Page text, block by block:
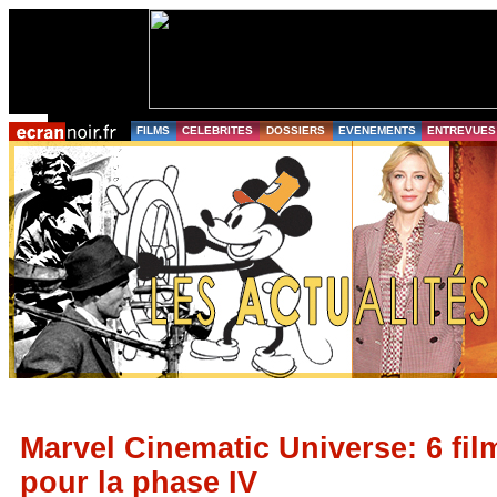
FILMS CELEBRITES DOSSIERS EVENEMENTS ENTREVUES
Marvel Cinematic Universe: 6
pour la phase IV